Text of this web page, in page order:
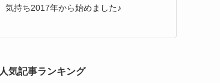
気持ち2017年から始めました♪
人気記事ランキング